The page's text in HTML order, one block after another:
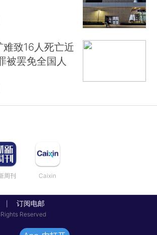
致16人死亡近
被罢免全国人
周刊 Caixin
订阅电邮
Reserved